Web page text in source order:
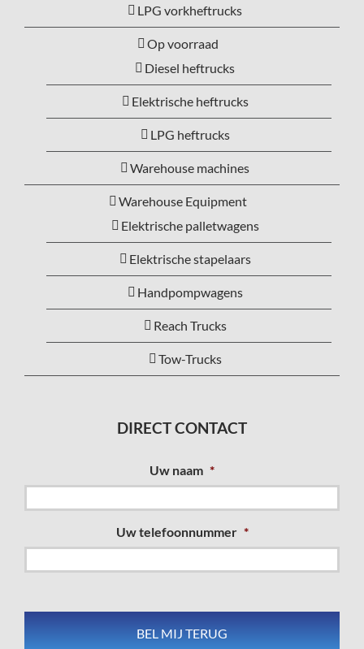
LPG vorkheftrucks
Op voorraad
Diesel heftrucks
Elektrische heftrucks
LPG heftrucks
Warehouse machines
Warehouse Equipment
Elektrische palletwagens
Elektrische stapelaars
Handpompwagens
Reach Trucks
Tow-Trucks
DIRECT CONTACT
Uw naam *
Uw telefoonnummer *